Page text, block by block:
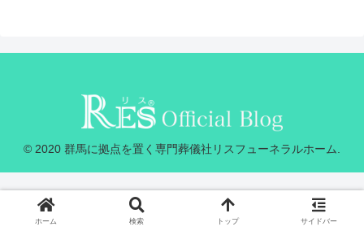
© 2020 群馬に拠点を置く専門葬儀社リスフューネラルホーム.
ホーム 検索 トップ サイドバー